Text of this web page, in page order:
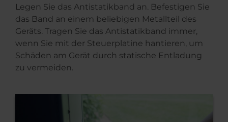
Legen Sie das Antistatikband an. Befestigen Sie
das Band an einem beliebigen Metallteil des
Geräts. Tragen Sie das Antistatikband immer,
wenn Sie mit der Steuerplatine hantieren, um
Schäden am Gerät durch statische Entladung
zu vermeiden.